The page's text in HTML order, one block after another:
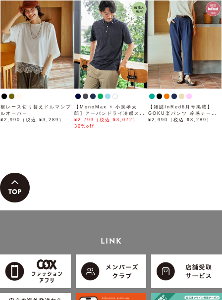
裾レース切り替えドルマンプ
ルオーバー
¥2,990（税込 ¥3,289）
【MonoMax × 小泉孝太
郎】アーバンドライ冷感スイ
スボタンダウンポロシャツ
「小泉孝太郎さん着用モデ
¥2,793（税込 ¥3,072）
30%off
【雑誌InRed6月号掲載】
GOKU楽パンツ 冷感テーパ
ード【接触冷感】
¥2,990（税込 ¥3,289）
LINK